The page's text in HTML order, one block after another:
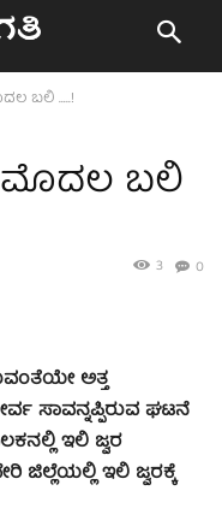
ಬಲಿ …..!
ಮೊದಲ ಬಲಿ
0
3
ಅತ್ತ
ಸಾವನ್ನಪ್ಪಿರುವ ಘಟನೆ
ಇಲಿ ಜ್ವರ
ಜಿಲ್ಲೆಯಲ್ಲಿ ಇಲಿ ಜ್ವರಕ್ಕೆ